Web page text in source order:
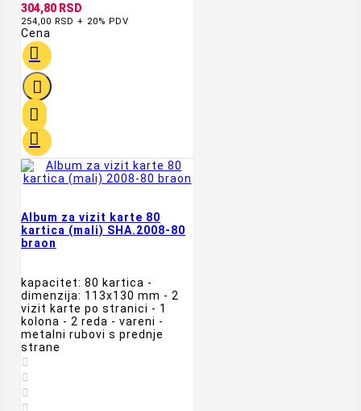
304,80 RSD
254,00 RSD + 20% PDV
Cena




Album za vizit karte 80
kartica (mali) SHA.2008-80
braon
kapacitet: 80 kartica -
dimenzija: 113x130 mm - 2
vizit karte po stranici - 1
kolona - 2 reda - vareni -
metalni rubovi s prednje
strane



